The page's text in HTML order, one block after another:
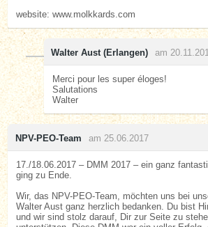
website: www.molkkards.com
Walter Aust (Erlangen) am
Merci pour les super éloges!
Salutations
Walter
NPV-PEO-Team am 25.06.2017
17./18.06.2017 – DMM 2017 – ein ganz
ging zu Ende.
Wir, das NPV-PEO-Team, möchten uns bei
Walter Aust ganz herzlich bedanken. Du bist
und wir sind stolz darauf, Dir zur Seite zu